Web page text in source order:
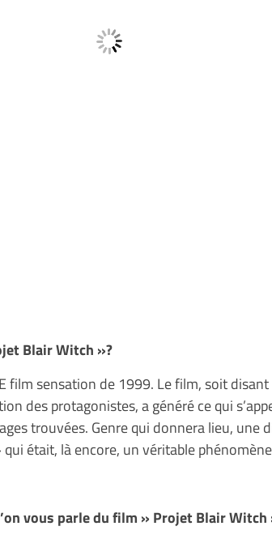
Blair Witch »?
film sensation de 1999. Le film, soit
des protagonistes, a généré ce qui
trouvées. Genre qui donnera lieu, une
était, là encore, un véritable
vous parle du film » Projet Blair Witch